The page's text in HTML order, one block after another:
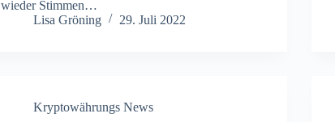
wieder Stimmen…
Lisa Gröning
29. Juli 2022
Kryptowährungs News